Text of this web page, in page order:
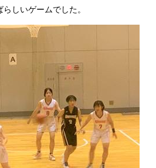
しいゲームでした。